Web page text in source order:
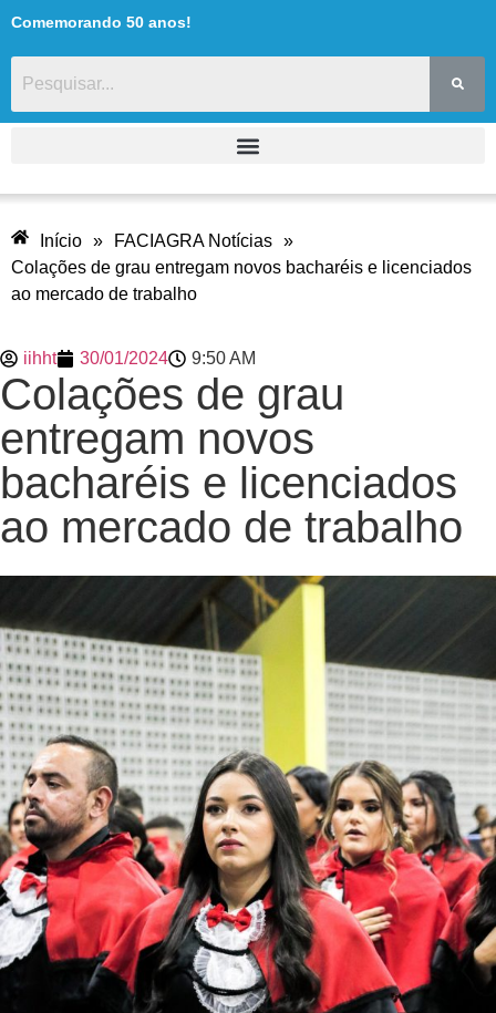
Comemorando 50 anos!
Início » FACIAGRA Notícias »
Colações de grau entregam novos bacharéis e licenciados
ao mercado de trabalho
iihht 30/01/2024 9:50 AM
Colações de grau
entregam novos
bacharéis e licenciados
ao mercado de trabalho